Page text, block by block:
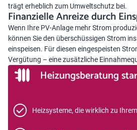
trägt erheblich zum Umweltschutz bei.
Finanzielle Anreize durch
Wenn Ihre PV-Anlage mehr Strom
können Sie den überschüssigen Strom
einspeisen. Für diesen eingespeisten
Vergütung – eine zusätzliche
Heizungsberatung
Heizsysteme, die wirklich zu